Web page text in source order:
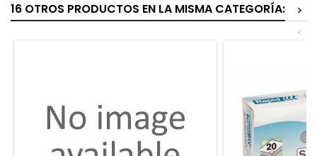
16 OTROS PRODUCTOS EN LA MISMA CATEGORÍA:
>
<